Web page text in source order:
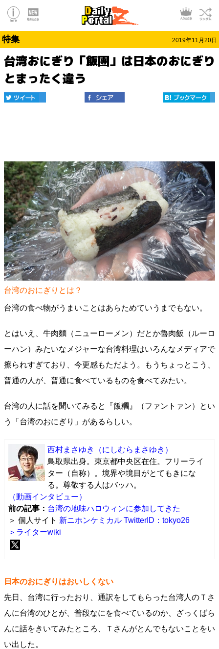
特集 2019年11月20日
台湾おにぎり「飯團」は日本のおにぎり
とまったく違う
台湾のおにぎりとは？
台湾の食べ物がうまいことはあらためていうまでもない。
とはいえ、牛肉麵（ニューローメン）だとか魯肉飯（ルーロ
ーハン）みたいなメジャーな台湾料理はいろんなメディアで
擦られすぎており、今更感もただよう。もうちょっとこう、
普通の人が、普通に食べているものを食べてみたい。
台湾の人に話を聞いてみると『飯糰』（ファントァン）とい
う「台湾のおにぎり」があるらしい。
西村まさゆき
（にしむらまさゆき）
鳥取県出身。東京都中央区在住。フリーライ
ター（自称）。境界や境目がとてもきにな
る。尊敬する人はバッハ。
（動画インタビュー）
前の記事： 台湾の地味ハロウィンに参加してきた
＞ 個人サイト 新ニホンケミカル TwitterID：tokyo26
＞ライターwiki
日本のおにぎりはおいしくない
先日、台湾に行ったおり、通訳をしてもらった台湾人のＴさ
んに台湾のひとが、普段なにを食べているのか、ざっくばら
んに話をきいてみたところ、Ｔさんがとんでもないことをい
い出した。